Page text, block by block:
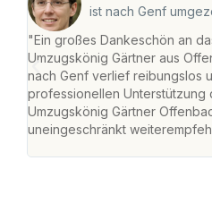
ist nach Genf
"Ein großes Dankeschön an
Umzugskönig Gärtner aus
nach Genf verlief reibungslos
professionellen Unterstützung
Umzugskönig Gärtner
uneingeschränkt